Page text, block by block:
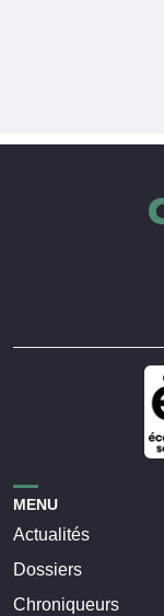
MENU
Actualités
Dossiers
Chroniqueurs